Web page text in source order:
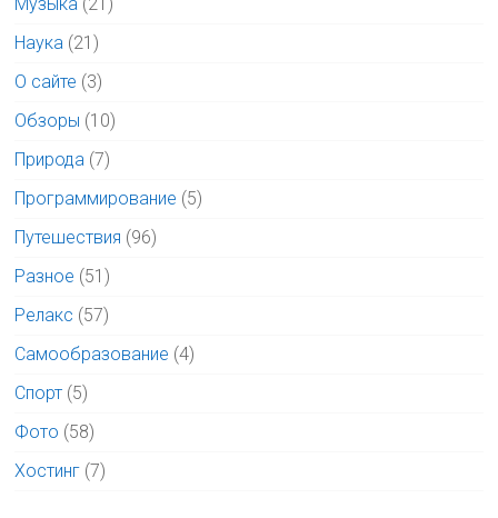
Наука (21)
О сайте (3)
Обзоры (10)
Природа (7)
Программирование (5)
Путешествия (96)
Разное (51)
Релакс (57)
Самообразование (4)
Спорт (5)
Фото (58)
Хостинг (7)